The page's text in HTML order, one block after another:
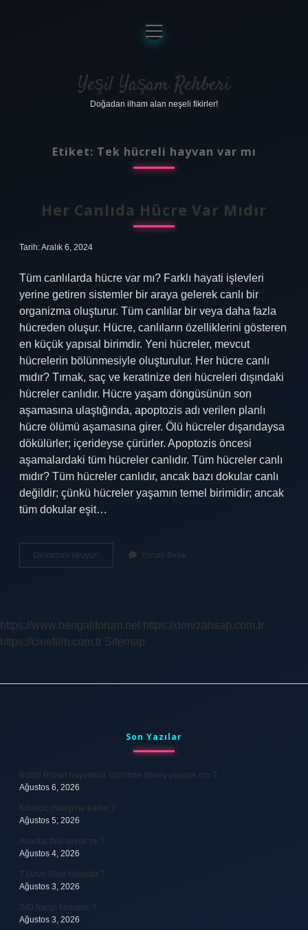
Anasayfa
Gizlilik Politikası
Yasal Uyarı
menüyü
aç
Yeşil Yaşam Rehberi
Doğadan ilham alan neşeli fikirler!
Etiket: Tek hücreli hayvan var mı
Her Canlıda Hücre Var Mıdır
Tarih: Aralık 6, 2024
Tüm canlılarda hücre var mı? Farklı hayati işlevleri
yerine getiren sistemler bir araya gelerek canlı bir
organizma oluşturur. Tüm canlılar bir veya daha fazla
hücreden oluşur. Hücre, canlıların özelliklerini gösteren
en küçük yapısal birimdir. Yeni hücreler, mevcut
hücrelerin bölünmesiyle oluşturulur. Her hücre canlı
mıdır? Tırnak, saç ve keratinize deri hücreleri dışındaki
hücreler canlıdır. Hücre yaşam döngüsünün son
aşamasına ulaştığında, apoptozis adı verilen planlı
hücre ölümü aşamasına girer. Ölü hücreler dışarıdaysa
dökülürler; içerideyse çürürler. Apoptozis öncesi
aşamalardaki tüm hücreler canlıdır. Tüm hücreler canlı
mıdır? Tüm hücreler canlıdır, ancak bazı dokular canlı
değildir; çünkü hücreler yaşamın temel birimidir; ancak
tüm dokular eşit…
Devamını okuyun
Canlıda
Yorum Bırak
https://www.bengaliforum.net https://denizahsap.com.tr
https://cinefilm.com.tr Sitemap
Son Yazılar
Bobbi Brown hayvanlar üzerinde deney yapıyor mu ?
Ağustos 6, 2026
Kovacic maaşı ne kadar ?
Ağustos 5, 2026
Avantaj faul sayılır mı ?
Ağustos 4, 2026
7 Uzun Sure Nelerdir ?
Ağustos 3, 2026
340 hangi hesaptır ?
Ağustos 3, 2026